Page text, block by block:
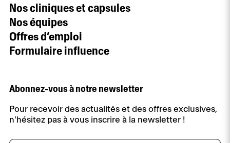
Nos cliniques et capsules
Nos équipes
Offres d’emploi
Formulaire influence
Abonnez-vous à notre newsletter
Pour recevoir des actualités et des offres exclusives,
n'hésitez pas à vous inscrire à la newsletter !